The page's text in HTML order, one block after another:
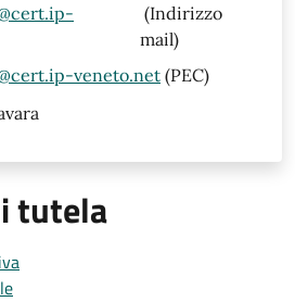
(Indirizzo
mail)
veneto.net (PEC)
tutela